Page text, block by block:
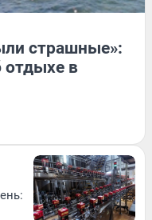
страшные»:
отдыхе в